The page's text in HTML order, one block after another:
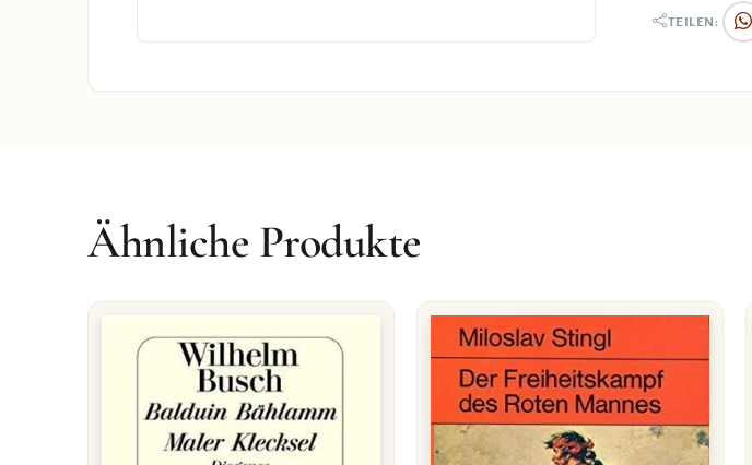
TEILEN:
Ähnliche Produkte